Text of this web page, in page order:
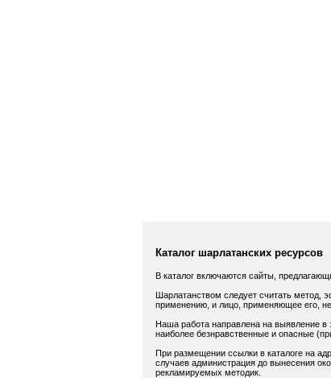
Каталог шарлатанских ресурсов
В каталог включаются сайты,
Шарлатанством следует считать метод,
применению, и лицо, применяющее его,
Наша работа направлена на выявление в
наиболее безнравственные и опасные
При размещении ссылки в каталоге на
случаев администрация до вынесения
рекламируемых методик.